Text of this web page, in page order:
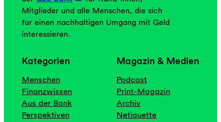
Mitglieder und alle Menschen, die sich
für einen nachhaltigen Umgang mit Geld
interessieren.
Kategorien
Menschen
Finanzwissen
Aus der Bank
Perspektiven
Magazin & Medien
Podcast
Print-Magazin
Archiv
Netiquette